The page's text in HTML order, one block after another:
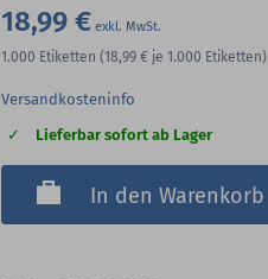
18,99 €
1.000 Etiketten (18,99 € je 1.000 Etiketten)
Versandkosteninfo
Lieferbar sofort ab Lager
In den Warenkorb